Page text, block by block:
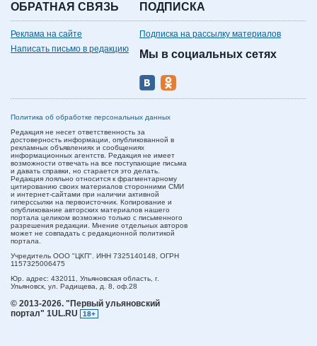
ОБРАТНАЯ СВЯЗЬ
Реклама на сайте
Написать письмо в редакцию
ПОДПИСКА
Подписка на рассылку материалов
Мы в социальных сетях
Политика об обработке персональных данных
Редакция не несет ответственность за
достоверность информации, опубликованной в
рекламных объявлениях и сообщениях
информационных агентств. Редакция не имеет
возможности отвечать на все поступающие письма
и давать справки, но старается это делать.
Редакция лояльно относится к фрагментарному
цитированию своих материалов сторонними СМИ
и интернет-сайтами при наличии активной
гиперссылки на первоисточник. Копирование и
опубликование авторских материалов нашего
портала целиком возможно только с письменного
разрешения редакции. Мнение отдельных авторов
может не совпадать с редакционной политикой
портала.
Учредитель ООО "ЦКП". ИНН 7325140148, ОГРН
1157325006475
Юр. адрес: 432011, Ульяновская область, г.
Ульяновск, ул. Радищева, д. 8, оф.28
© 2013-2026. "Первый ульяновский
портал" 1UL.RU
18+